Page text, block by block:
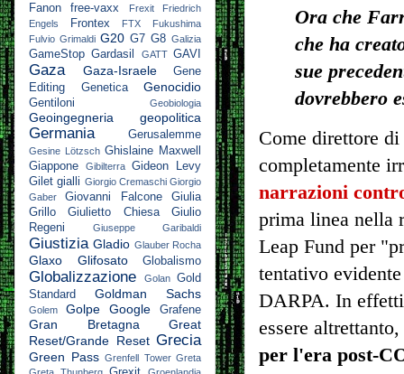
Ora che
che ha
sue
dovrebbero
Come direttore
completamente
narrazioni
prima linea nella
Leap Fund per
tentativo
DARPA. In
essere
per l'era post-
Fanon
free-vaxx Frexit
Friedrich
Engels
Frontex FTX
Fukushima
Fulvio Grimaldi G20 G7 G8 Galizia
GameStop Gardasil GATT GAVI
Gaza Gaza-Israele
Gene
Editing
Genetica Genocidio
Gentiloni Geobiologia
Geoingegneria geopolitica
Germania Gerusalemme
Gesine Lötzsch Ghislaine Maxwell
Giappone
Gibilterra Gideon Levy
Gilet gialli Giorgio Cremaschi Giorgio
Gaber
Giovanni Falcone
Giulia
Grillo
Giulietto Chiesa
Giulio
Regeni
Giuseppe Garibaldi
Giustizia Gladio Glauber Rocha
Glaxo Glifosato Globalismo
Globalizzazione Golan Gold
Standard
Goldman Sachs
Golem Golpe Google Grafene
Gran Bretagna
Great
Reset/Grande Reset Grecia
Green Pass Grenfell Tower Greta
Greta Thunberg
Groenlandia